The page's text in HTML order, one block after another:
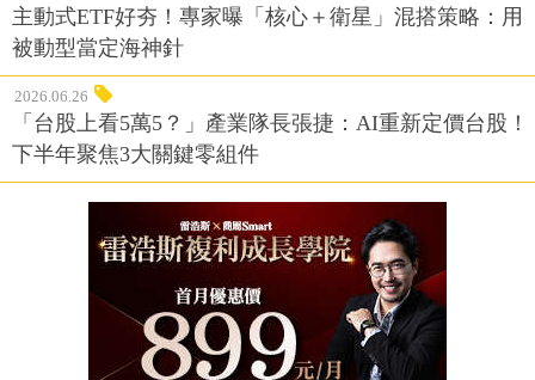
主動式ETF好夯！專家曝「核心＋衛星」混搭策略：用
被動型當定海神針
2026.06.26
「台股上看5萬5？」產業隊長張捷：AI重新定價台股！
下半年聚焦3大關鍵零組件